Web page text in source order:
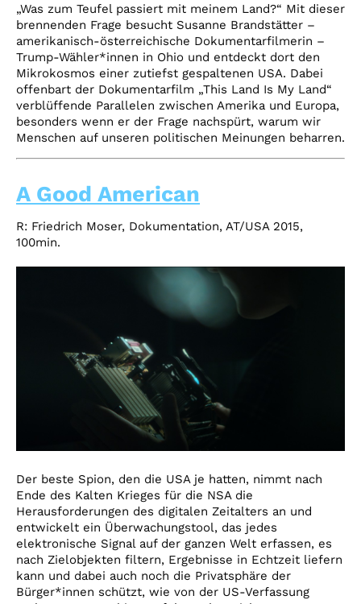
„Was zum Teufel passiert mit meinem Land?“ Mit dieser
brennenden Frage besucht Susanne Brandstätter –
amerikanisch-österreichische Dokumentarfilmerin –
Trump-Wähler*innen in Ohio und entdeckt dort den
Mikrokosmos einer zutiefst gespaltenen USA. Dabei
offenbart der Dokumentarfilm „This Land Is My Land“
verblüffende Parallelen zwischen Amerika und Europa,
besonders wenn er der Frage nachspürt, warum wir
Menschen auf unseren politischen Meinungen beharren.
A Good American
R: Friedrich Moser, Dokumentation, AT/USA 2015,
100min.
Der beste Spion, den die USA je hatten, nimmt nach
Ende des Kalten Krieges für die NSA die
Herausforderungen des digitalen Zeitalters an und
entwickelt ein Überwachungstool, das jedes
elektronische Signal auf der ganzen Welt erfassen, es
nach Zielobjekten filtern, Ergebnisse in Echtzeit liefern
kann und dabei auch noch die Privatsphäre der
Bürger*innen schützt, wie von der US-Verfassung